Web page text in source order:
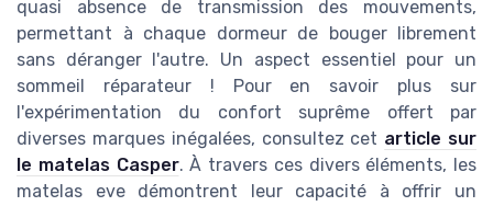
quasi absence de transmission des mouvements,
permettant à chaque dormeur de bouger librement
sans déranger l'autre. Un aspect essentiel pour un
sommeil réparateur ! Pour en savoir plus sur
l'expérimentation du confort suprême offert par
diverses marques inégalées, consultez cet article sur
le matelas Casper. À travers ces divers éléments, les
matelas eve démontrent leur capacité à offrir un